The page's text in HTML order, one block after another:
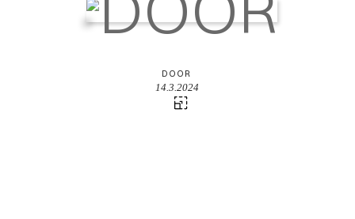
DOOR
14.3.2024